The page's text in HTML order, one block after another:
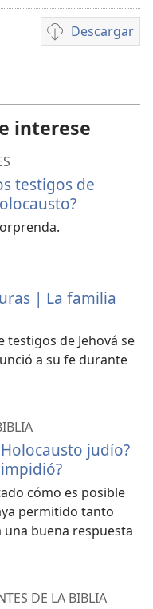
Descargar
Opciones
de
interese
testigos de
| La familia
testigos de Jehová se
a su fe durante
judío?
cómo es posible
permitido tanto
buena respuesta
DE LA BIBLIA